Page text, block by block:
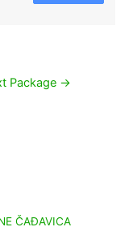
Package →
ČAĐAVICA